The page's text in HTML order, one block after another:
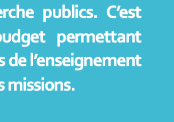
de finance 2025.
supérieur et à la recherche depuis
et de la recherche publics.
acteur·rices de l’enseignement